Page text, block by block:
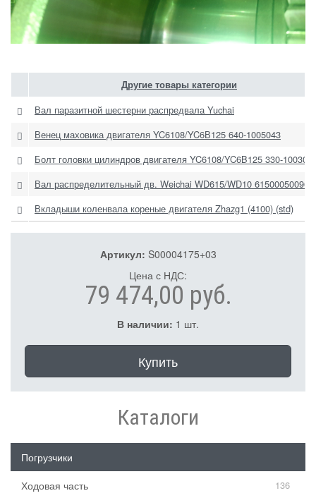
Другие товары категории
Вал паразитной шестерни распредвала Yuchai
Венец маховика двигателя YC6108/YC6В125 640-1005043
Болт головки цилиндров двигателя YC6108/YC6B125 330-
Вал распределительный дв. Weichai WD615/WD10 61500050096
Вкладыши коленвала кореные двигателя Zhazg1 (4100) (std)
Артикул: S00004175+03
Цена с НДС:
79 474,00 руб.
В наличии: 1 шт.
Купить
Каталоги
Погрузчики
Ходовая часть
136